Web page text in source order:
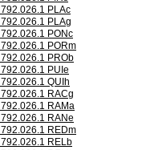
792.026.1 PLAc
792.026.1 PLAg
792.026.1 PONc
792.026.1 PORm
792.026.1 PROb
792.026.1 PUIe
792.026.1 QUIh
792.026.1 RACg
792.026.1 RAMa
792.026.1 RANe
792.026.1 REDm
792.026.1 RELb